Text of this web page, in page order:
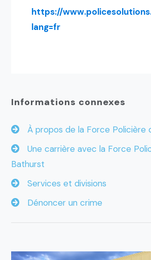
https://
lang=fr
Informations connexes
À propos de la Force Policière
Une carrière avec la Force
Bathurst
Services et divisions
Dénoncer un crime